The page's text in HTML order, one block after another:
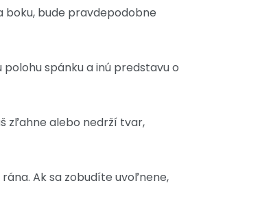
boku, bude pravdepodobne
spánku a inú predstavu o
zľahne alebo nedrží tvar,
Ak sa zobudíte uvoľnene,